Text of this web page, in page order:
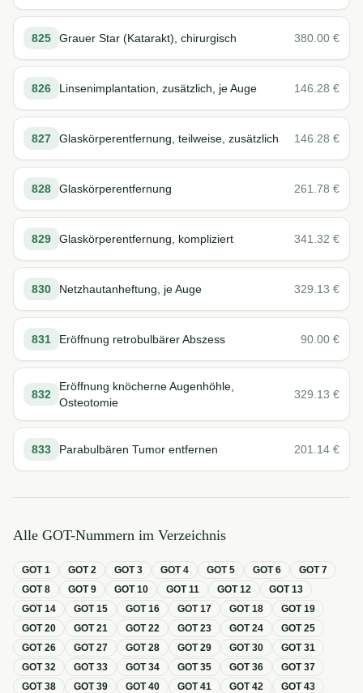
825 Grauer Star (Katarakt), chirurgisch 380.00 €
826 Linsenimplantation, zusätzlich, je Auge 146.28 €
827 Glaskörperentfernung, teilweise, zusätzlich 146.28 €
828 Glaskörperentfernung 261.78 €
829 Glaskörperentfernung, kompliziert 341.32 €
830 Netzhautanheftung, je Auge 329.13 €
831 Eröffnung retrobulbärer Abszess 90.00 €
832
Eröffnung knöcherne Augenhöhle,
Osteotomie
329.13 €
833 Parabulbären Tumor entfernen 201.14 €
Alle GOT-Nummern im Verzeichnis
GOT1 GOT2 GOT3 GOT4 GOT5 GOT6 GOT7
GOT8 GOT9 GOT10 GOT11 GOT12 GOT13
GOT14 GOT15 GOT16 GOT17 GOT18 GOT19
GOT20 GOT21 GOT22 GOT23 GOT24 GOT25
GOT26 GOT27 GOT28 GOT29 GOT30 GOT31
GOT32 GOT33 GOT34 GOT35 GOT36 GOT37
GOT38 GOT39 GOT40 GOT41 GOT42 GOT43